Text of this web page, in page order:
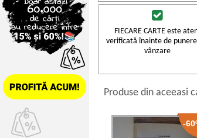
FIECARE CARTE este
verificată înainte de
vânzare
Produse din aceeasi
-